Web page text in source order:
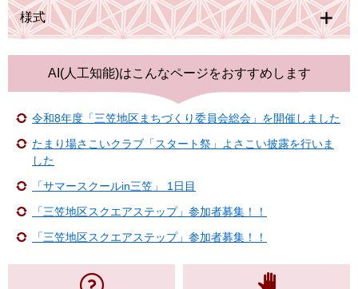
様式
AI(人工知能)はこんなページをおすすめします
令和8年度「三笠地区まちづくり委員会総会」を開催しました
たまり場さこいクラブ「スタート祭」よさこい披露を行いま
した
「サマースクールin三笠」 1日目
「三笠地区スクエアステップ」参加者募集！！
「三笠地区スクエアステップ」参加者募集！！